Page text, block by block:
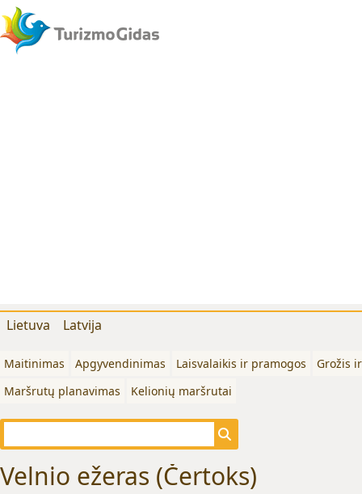
Lietuva Latvija
Maitinimas Apgyvendinimas Laisvalaikis ir pramogos
Grožis
Maršrutų planavimas
Kelionių maršrutai
Velnio ežeras (Čertoks)